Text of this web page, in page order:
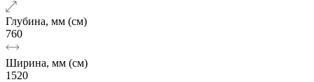
Глубина, мм (см)
760
Ширина, мм (см)
1520